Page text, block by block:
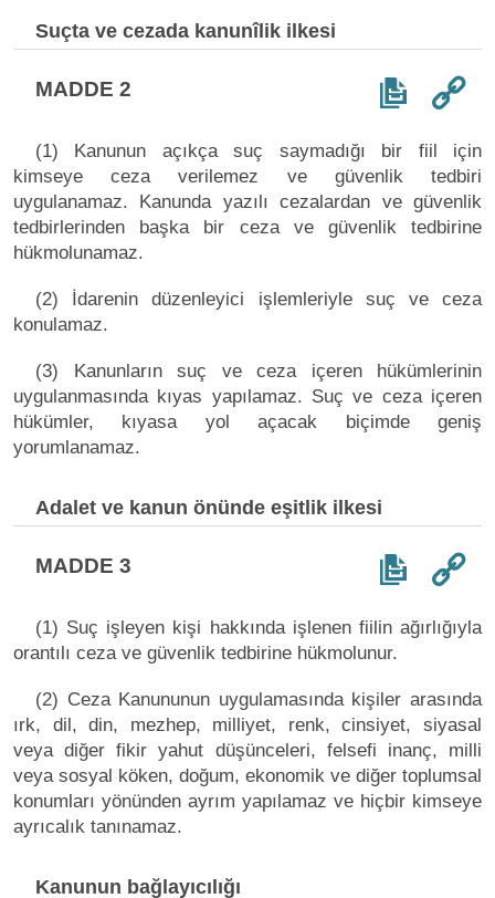
Suçta ve cezada kanunîlik ilkesi
MADDE 2
(1) Kanunun açıkça suç saymadığı bir fiil için
kimseye ceza verilemez ve güvenlik tedbiri
uygulanamaz. Kanunda yazılı cezalardan ve güvenlik
tedbirlerinden başka bir ceza ve güvenlik tedbirine
hükmolunamaz.
(2) İdarenin düzenleyici işlemleriyle suç ve ceza
konulamaz.
(3) Kanunların suç ve ceza içeren hükümlerinin
uygulanmasında kıyas yapılamaz. Suç ve ceza içeren
hükümler, kıyasa yol açacak biçimde geniş
yorumlanamaz.
Adalet ve kanun önünde eşitlik ilkesi
MADDE 3
(1) Suç işleyen kişi hakkında işlenen fiilin ağırlığıyla
orantılı ceza ve güvenlik tedbirine hükmolunur.
(2) Ceza Kanununun uygulamasında kişiler arasında
ırk, dil, din, mezhep, milliyet, renk, cinsiyet, siyasal
veya diğer fikir yahut düşünceleri, felsefi inanç, milli
veya sosyal köken, doğum, ekonomik ve diğer toplumsal
konumları yönünden ayrım yapılamaz ve hiçbir kimseye
ayrıcalık tanınamaz.
Kanunun bağlayıcılığı